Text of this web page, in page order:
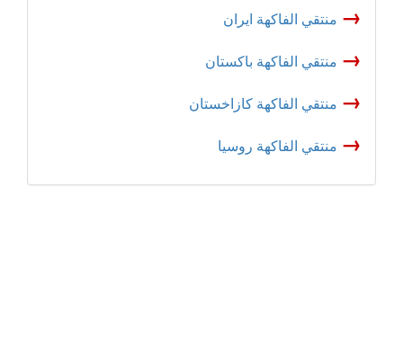
→ منتقي الفاكهة ایران
→ منتقي الفاكهة باكستان
→ منتقي الفاكهة كازاخستان
→ منتقي الفاكهة روسيا